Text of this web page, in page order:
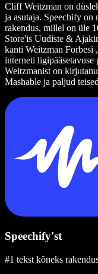
Cliff Weitzman on
ja asutaja. Speechify on
rakendus, millel on üle
Store'is Uudiste &
kanti Weitzman Forbesi
interneti
Weitzmanist on
Mashable ja paljud
Speechify'st
#1 tekst kõneks